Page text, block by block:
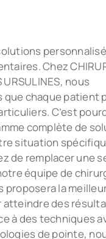
Chez
URSULINES, nous
que chaque patient
C’est
complète de
situation
de remplacer une
équipe de
proposera la
atteindre des
à des techniques
de pointe,